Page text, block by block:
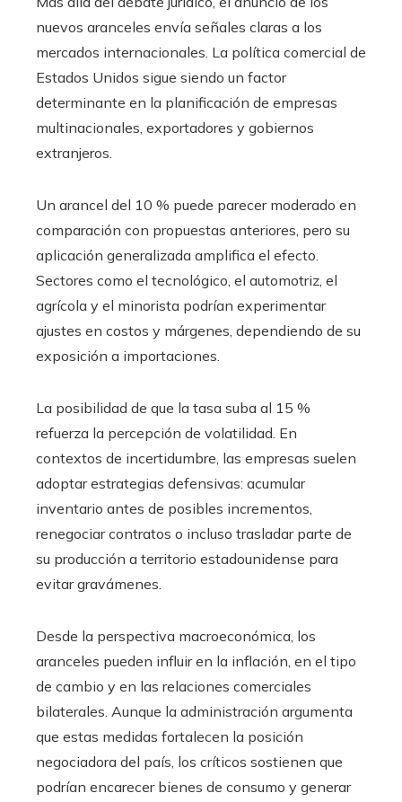
nuevos aranceles envía señales claras a los
mercados internacionales. La política comercial de
Estados Unidos sigue siendo un factor
determinante en la planificación de empresas
multinacionales, exportadores y gobiernos
extranjeros.
Un arancel del 10 % puede parecer moderado en
comparación con propuestas anteriores, pero su
aplicación generalizada amplifica el efecto.
Sectores como el tecnológico, el automotriz, el
agrícola y el minorista podrían experimentar
ajustes en costos y márgenes, dependiendo de su
exposición a importaciones.
La posibilidad de que la tasa suba al 15 %
refuerza la percepción de volatilidad. En
contextos de incertidumbre, las empresas suelen
adoptar estrategias defensivas: acumular
inventario antes de posibles incrementos,
renegociar contratos o incluso trasladar parte de
su producción a territorio estadounidense para
evitar gravámenes.
Desde la perspectiva macroeconómica, los
aranceles pueden influir en la inflación, en el tipo
de cambio y en las relaciones comerciales
bilaterales. Aunque la administración argumenta
que estas medidas fortalecen la posición
negociadora del país, los críticos sostienen que
podrían encarecer bienes de consumo y generar